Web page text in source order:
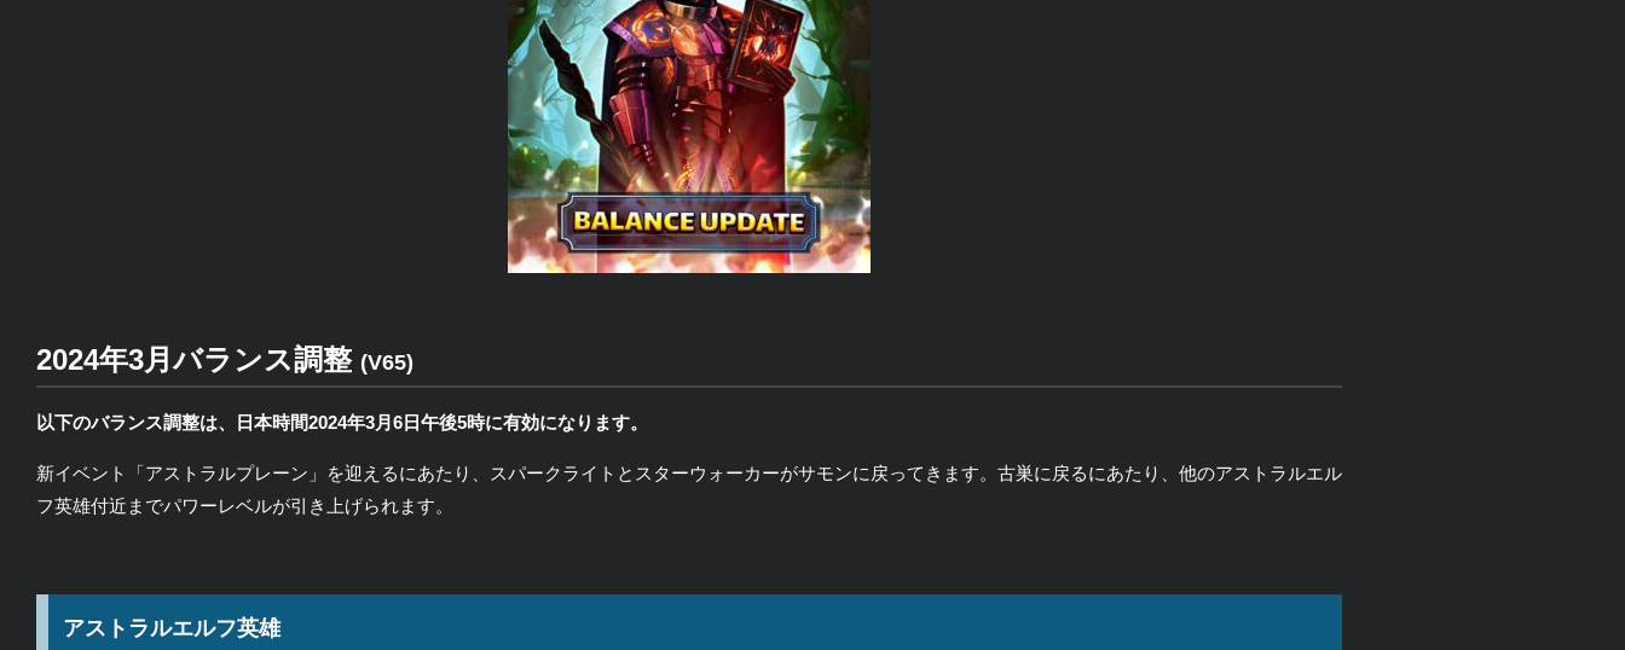
2024年3月バランス調整 (V65)
以下のバランス調整は、日本時間2024年3月6日午後5時に有効になります。
新イベント「アストラルプレーン」を迎えるにあたり、スパークライトとスターウォーカーがサモンに戻ってきます。古巣に戻るにあたり、他のアストラルエル
フ英雄付近までパワーレベルが引き上げられます。
アストラルエルフ英雄